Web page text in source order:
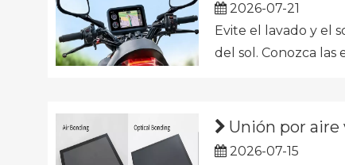
2026-07-21
Evite el lavado y el
del sol. Conozca las
Unión por aire
2026-07-15